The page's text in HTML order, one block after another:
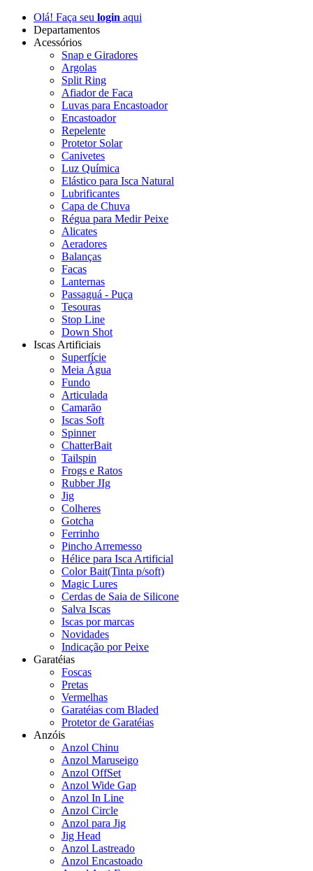
Olá! Faça seu login aqui
Departamentos
Acessórios
Snap e Giradores
Argolas
Split Ring
Afiador de Faca
Luvas para Encastoador
Encastoador
Repelente
Protetor Solar
Canivetes
Luz Química
Elástico para Isca Natural
Lubrificantes
Capa de Chuva
Régua para Medir Peixe
Alicates
Aeradores
Balanças
Facas
Lanternas
Passaguá - Puça
Tesouras
Stop Line
Down Shot
Iscas Artificiais
Superfície
Meia Água
Fundo
Articulada
Camarão
Iscas Soft
Spinner
ChatterBait
Tailspin
Frogs e Ratos
Rubber JIg
Jig
Colheres
Gotcha
Ferrinho
Pincho Arremesso
Hélice para Isca Artificial
Color Bait(Tinta p/soft)
Magic Lures
Cerdas de Saia de Silicone
Salva Iscas
Iscas por marcas
Novidades
Indicação por Peixe
Garatéias
Foscas
Pretas
Vermelhas
Garatéias com Bladed
Protetor de Garatéias
Anzóis
Anzol Chinu
Anzol Maruseigo
Anzol OffSet
Anzol Wide Gap
Anzol In Line
Anzol Circle
Anzol para Jig
Jig Head
Anzol Lastreado
Anzol Encastoado